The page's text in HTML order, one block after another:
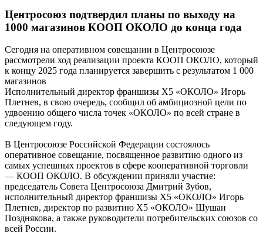
Центросоюз подтвердил планы по выходу на
1000 магазинов КООП ОКОЛО до конца года
Сегодня на оперативном совещании в Центросоюзе
рассмотрели ход реализации проекта КООП ОКОЛО, который
к концу 2025 года планируется завершить с результатом 1 000
магазинов
Исполнительный директор франшизы Х5 «ОКОЛО» Игорь
Плетнев, в свою очередь, сообщил об амбициозной цели по
удвоению общего числа точек «ОКОЛО» по всей стране в
следующем году.
В Центросоюзе Российской Федерации состоялось
оперативное совещание, посвященное развитию одного из
самых успешных проектов в сфере кооперативной торговли
— КООП ОКОЛО. В обсуждении приняли участие:
председатель Совета Центросоюза Дмитрий Зубов,
исполнительный директор франшизы Х5 «ОКОЛО» Игорь
Плетнев, директор по развитию Х5 «ОКОЛО» Шушан
Позднякова, а также руководители потребительских союзов со
всей России.